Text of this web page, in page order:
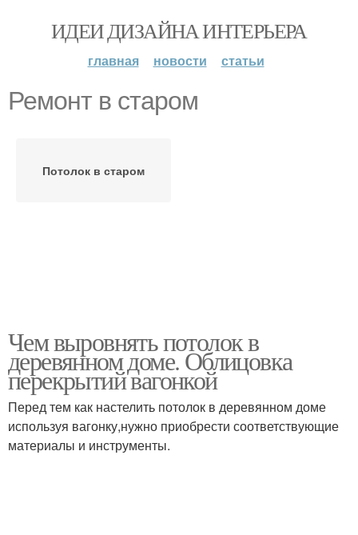
ИДЕИ ДИЗАЙНА ИНТЕРЬЕРА
главная новости статьи
Ремонт в старом
Потолок в старом
Чем выровнять потолок в
деревянном доме. Облицовка
перекрытий вагонкой
Перед тем как настелить потолок в деревянном доме
используя вагонку,нужно приобрести соответствующие
материалы и инструменты.